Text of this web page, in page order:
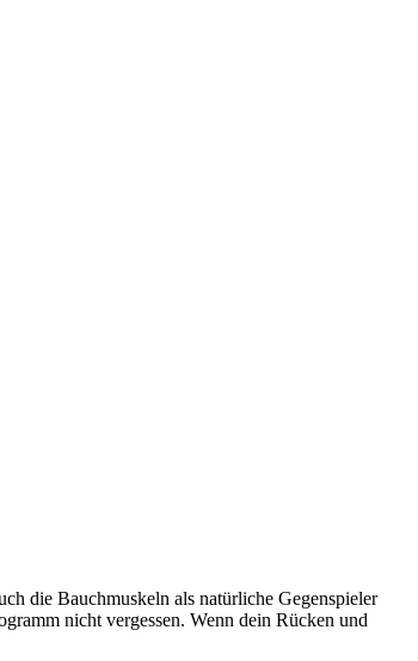
die Bauchmuskeln als natürliche Gegenspieler
nicht vergessen. Wenn dein Rücken und